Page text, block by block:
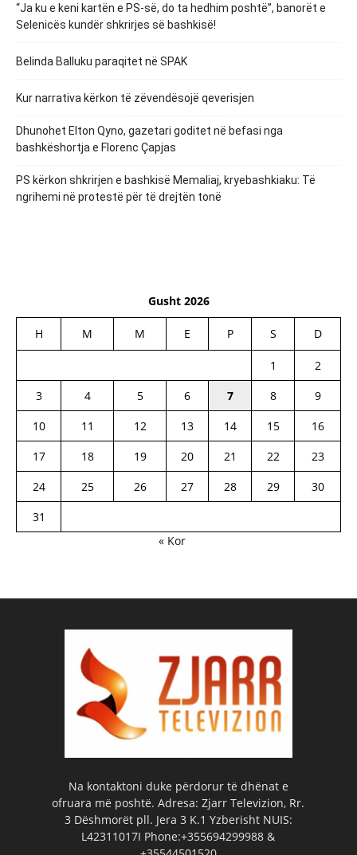
“Ja ku e keni kartën e PS-së, do ta hedhim poshtë”, banorët e
Selenicës kundër shkrirjes së bashkisë!
Belinda Balluku paraqitet në SPAK
Kur narrativa kërkon të zëvendësojë qeverisjen
Dhunohet Elton Qyno, gazetari goditet në befasi nga
bashkëshortja e Florenc Çapjas
PS kërkon shkrirjen e bashkisë Memaliaj, kryebashkiaku: Të
ngrihemi në protestë për të drejtën tonë
Gusht 2026
H M M E P S D
1
2
3
4 5 6 7 8
9
10
11 12 13 14 15
16
17
18 19 20 21 22
23
24
25 26 27 28 29
30
31
« Kor
Na kontaktoni duke përdorur të dhënat e
ofruara më poshtë. Adresa: Zjarr Televizion, Rr.
3 Dëshmorët pll. Jera 3 K.1 Yzberisht NUIS:
L42311017I Phone:+355694299988 &